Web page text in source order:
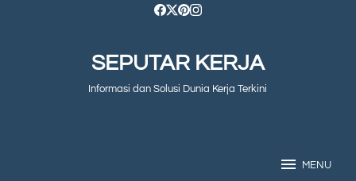
SEPUTAR KERJA
Informasi dan Solusi Dunia Kerja Terkini
MENU